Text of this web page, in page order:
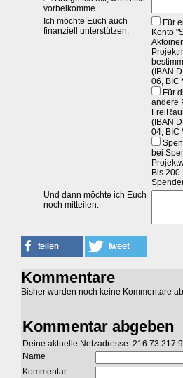
Kommentare
Bisher wurden noch keine Kommentare
Kommentar abgeben
Deine aktuelle Netzadresse:
Name
Kommentar